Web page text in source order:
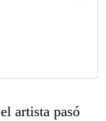
artista pasó